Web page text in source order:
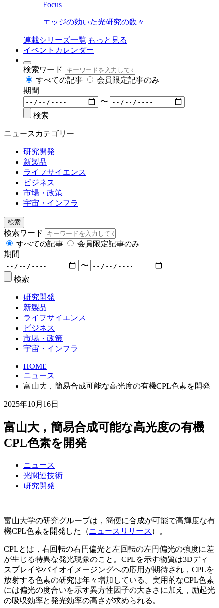
Focus
エッジの効いた光研究の数々
連載シリーズ一覧 もっと見る
イベントカレンダー
検索ワード
すべての記事
会員限定記事のみ
期間
〜
検索
ニュースカテゴリー
研究開発
新製品
ライフサイエンス
ビジネス
市場・政策
宇宙・インフラ
検索
検索ワード
すべての記事
会員限定記事のみ
期間
〜
検索
研究開発
新製品
ライフサイエンス
ビジネス
市場・政策
宇宙・インフラ
HOME
ニュース
富山大，簡易合成可能な高光度の有機CPL色素を開発
2025年10月16日
富山大，簡易合成可能な高光度の有機
CPL色素を開発
ニュース
光関連技術
研究開発
富山大学の研究グループは，簡便に合成が可能で高輝度な有
機CPL色素を開発した（ニュースリリース ）。
CPLとは，右回転の右円偏光と左回転の左円偏光の強度に差
が生じる特異な発光現象のこと。CPLを示す物質は3Dディ
スプレイやバイオイメージングへの応用が期待され，CPLを
放射する色素の研究は年々増加している。実用的なCPL色素
には偏光の度合いを示す異方性因子の大きさに加え，励起光
の吸収効率と発光効率の高さが求められる。